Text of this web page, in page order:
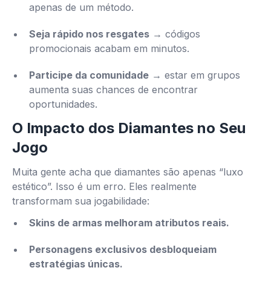
apenas de um método.
Seja rápido nos resgates → códigos
promocionais acabam em minutos.
Participe da comunidade → estar em grupos
aumenta suas chances de encontrar
oportunidades.
O Impacto dos Diamantes no Seu
Jogo
Muita gente acha que diamantes são apenas “luxo
estético”. Isso é um erro. Eles realmente
transformam sua jogabilidade:
Skins de armas melhoram atributos reais.
Personagens exclusivos desbloqueiam
estratégias únicas.